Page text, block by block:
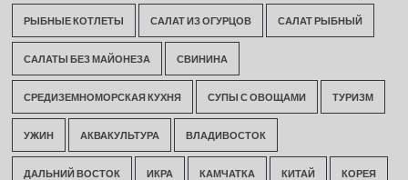
РЫБНЫЕ КОТЛЕТЫ САЛАТ ИЗ ОГУРЦОВ САЛАТ РЫБНЫЙ
САЛАТЫ БЕЗ МАЙОНЕЗА СВИНИНА
СРЕДИЗЕМНОМОРСКАЯ КУХНЯ СУПЫ С ОВОЩАМИ ТУРИЗМ
УЖИН АКВАКУЛЬТУРА ВЛАДИВОСТОК
ДАЛЬНИЙ ВОСТОК ИКРА КАМЧАТКА КИТАЙ КОРЕЯ